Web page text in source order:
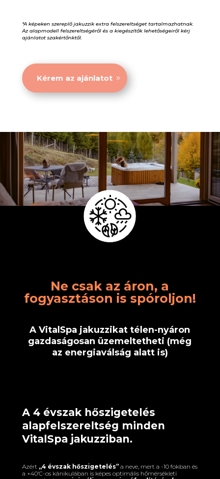
*A képeken szereplő jakuzzik extra felszereltséget tartalmazhatnak.
Az alapmodell felszereltségéről és a kiegészítők lehetőségeiről kérj
ajánlatot szakértőnktől.
Kérem az ajánlatot
Ne csak az áron, a
fogyasztáson is spóroljon!
A VitalSpa jakuzzikat télen-nyáron
gazdaságosan üzemeltetheti (még
az energiaválság alatt is)
A 4 évszak hőszigetelés
alapfelszereltség minden
VitalSpa jakuzziban.
Azért „4 évszak hőszigetelés”a neve, mert a -10 fokban és
a +40’C-os kánikulában is képes optimális hőmérsékleti